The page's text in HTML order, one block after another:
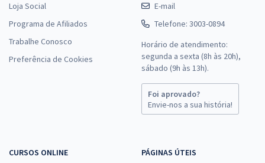
Comprar
IFMT - Instituto Federal de Educação, Ciência e Tecnologia de Mato
Grosso - Área: Português/Espanhol (Pós-edital)
à vista
28,66
Loja Social
Programa de Afiliados
Trabalhe Conosco
Preferência de Cookies
E-mail
Telefone: 3003-0894
Horário de atendimento:
segunda a sexta (8h às 20h),
sábado (9h às 13h).
Foi aprovado?
Envie-nos a sua história!
CURSOS ONLINE
PÁGINAS ÚTEIS